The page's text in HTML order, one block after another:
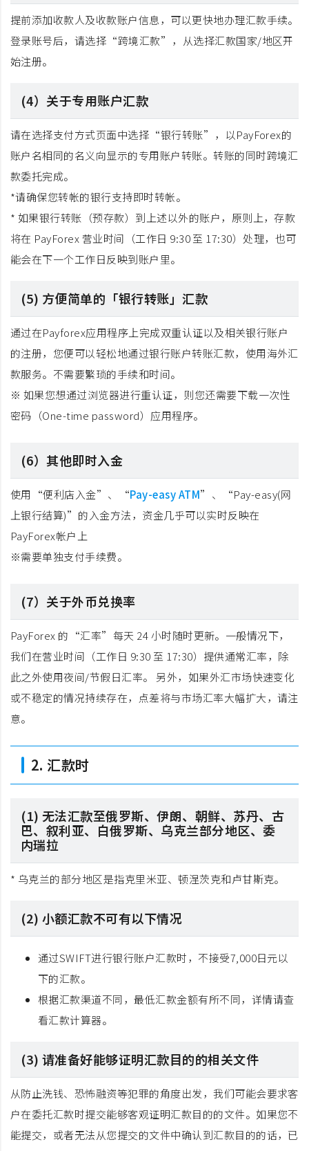
提前添加收款人及收款账户信息，可以更快地办理汇款手续。
登录账号后，请选择“跨境汇款”，从选择汇款国家/地区开
始注册。
(4）关于专用账户汇款
请在选择支付方式页面中选择“银行转账”，以PayForex的
账户名相同的名义向显示的专用账户转账。转账的同时跨境汇
款委托完成。
*请确保您转帐的银行支持即时转帐。
* 如果银行转账（预存款）到上述以外的账户，原则上，存款
将在 PayForex 营业时间（工作日 9:30 至 17:30）处理，也可
能会在下一个工作日反映到账户里。
(5) 方便简单的「银行转账」汇款
通过在Payforex应用程序上完成双重认证以及相关银行账户
的注册，您便可以轻松地通过银行账户转账汇款，使用海外汇
款服务。不需要繁琐的手续和时间。
※ 如果您想通过浏览器进行重认证，则您还需要下载一次性
密码（One-time password）应用程序。
(6）其他即时入金
使用“便利店入金”、“Pay-easy ATM”、“Pay-easy(网
上银行结算)”的入金方法，资金几乎可以实时反映在
PayForex帐户上
※需要单独支付手续费。
(7）关于外币兑换率
PayForex 的“汇率”每天 24 小时随时更新。一般情况下，
我们在营业时间（工作日 9:30 至 17:30）提供通常汇率，除
此之外使用夜间/节假日汇率。 另外，如果外汇市场快速变化
或不稳定的情况持续存在，点差将与市场汇率大幅扩大，请注
意。
2. 汇款时
(1) 无法汇款至俄罗斯、伊朗、朝鲜、苏丹、古
巴、叙利亚、白俄罗斯、乌克兰部分地区、委
内瑞拉
* 乌克兰的部分地区是指克里米亚、顿涅茨克和卢甘斯克。
(2) 小额汇款不可有以下情况
通过SWIFT进行银行账户汇款时，不接受7,000日元以
下的汇款。
根据汇款渠道不同，最低汇款金额有所不同，详情请查
看汇款计算器。
(3) 请准备好能够证明汇款目的的相关文件
从防止洗钱、恐怖融资等犯罪的角度出发，我们可能会要求客
户在委托汇款时提交能够客观证明汇款目的的文件。如果您不
能提交，或者无法从您提交的文件中确认到汇款目的的话，已